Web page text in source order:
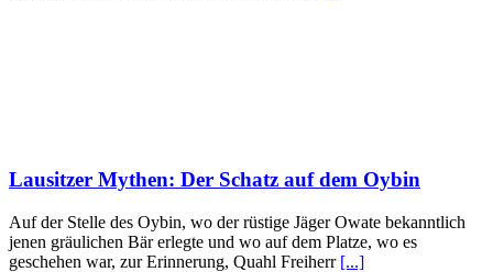
Lausitzer Mythen: Der Schatz auf dem Oybin
Auf der Stelle des Oybin, wo der rüstige Jäger Owate bekanntlich
jenen gräulichen Bär erlegte und wo auf dem Platze, wo es
geschehen war, zur Erinnerung, Quahl Freiherr [...]